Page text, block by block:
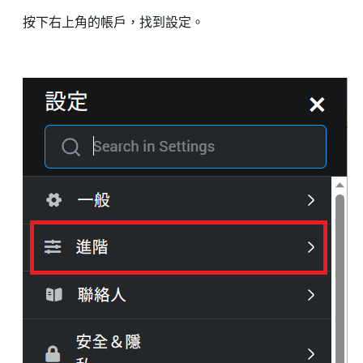
按下右上角的帳戶，找到設定。